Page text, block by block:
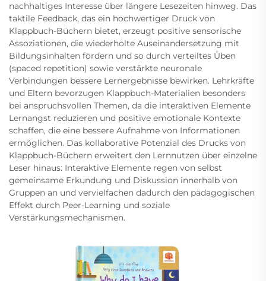
nachhaltiges Interesse über längere Lesezeiten hinweg. Das
taktile Feedback, das ein hochwertiger Druck von
Klappbuch-Büchern bietet, erzeugt positive sensorische
Assoziationen, die wiederholte Auseinandersetzung mit
Bildungsinhalten fördern und so durch verteiltes Üben
(spaced repetition) sowie verstärkte neuronale
Verbindungen bessere Lernergebnisse bewirken. Lehrkräfte
und Eltern bevorzugen Klappbuch-Materialien besonders
bei anspruchsvollen Themen, da die interaktiven Elemente
Lernangst reduzieren und positive emotionale Kontexte
schaffen, die eine bessere Aufnahme von Informationen
ermöglichen. Das kollaborative Potenzial des Drucks von
Klappbuch-Büchern erweitert den Lernnutzen über einzelne
Leser hinaus: Interaktive Elemente regen von selbst
gemeinsame Erkundung und Diskussion innerhalb von
Gruppen an und vervielfachen dadurch den pädagogischen
Effekt durch Peer-Learning und soziale
Verstärkungsmechanismen.